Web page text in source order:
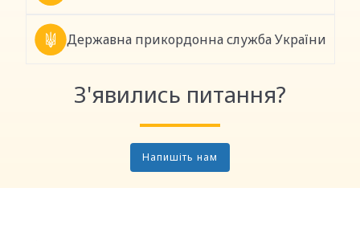
Державна прикордонна служба України
З'явились питання?
Напишіть нам